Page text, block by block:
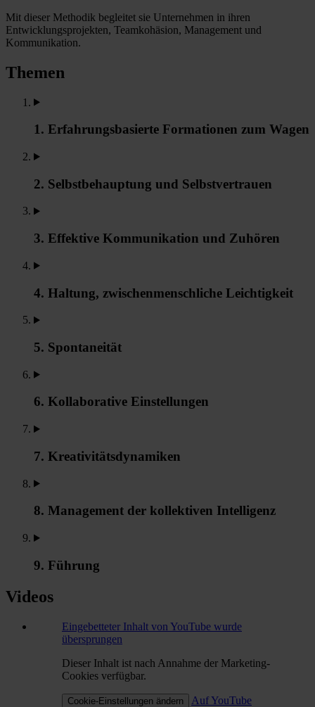
Mit dieser Methodik begleitet sie Unternehmen in ihren
Entwicklungsprojekten, Teamkohäsion, Management und
Kommunikation.
Themen
1. Erfahrungsbasierte Formationen zum Wagen
2. Selbstbehauptung und Selbstvertrauen
3. Effektive Kommunikation und Zuhören
4. Haltung, zwischenmenschliche Leichtigkeit
5. Spontaneität
6. Kollaborative Einstellungen
7. Kreativitätsdynamiken
8. Management der kollektiven Intelligenz
9. Führung
Videos
Eingebetteter Inhalt von YouTube wurde
übersprungen
Dieser Inhalt ist nach Annahme der Marketing-
Cookies verfügbar.
Cookie-Einstellungen ändern
Auf YouTube